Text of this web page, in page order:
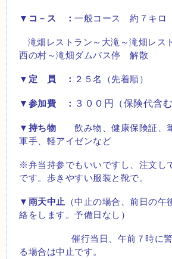
▼コ－ス ：一般コース 約７キロ
滝畑レストラン～大滝～滝畑レス
西の村～滝畑ダムバス停 解散
▼定 員 ： ２５名（先着順）
▼参加費 ： ３００円（保険代含む
▼ 持ち物 飲み物、健康保険証、筆
軍手、軽アイゼンなど
※弁当持参でもいいですし、注文し
です。歩きやすい服装と靴で。
▼ 雨天中止
（中止の場合、前日の午
絡をします。予備日なし）
催行当日、午前７時に
る場合は中止です。